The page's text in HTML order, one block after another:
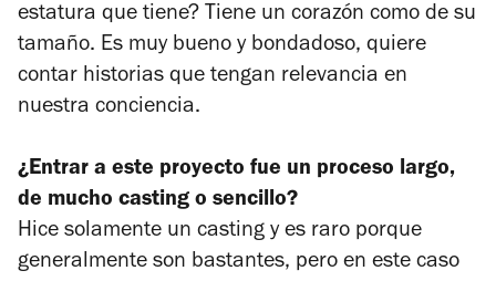
estatura que tiene? Tiene un corazón como de su
tamaño. Es muy bueno y bondadoso, quiere
contar historias que tengan relevancia en
nuestra conciencia.
¿Entrar a este proyecto fue un proceso largo,
de mucho casting o sencillo?
Hice solamente un casting y es raro porque
generalmente son bastantes, pero en este caso